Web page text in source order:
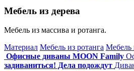
Мебель из дерева
Мебель из массива и ротанга.
Материал Мебель из ротанга Мебель
Офисные диваны MOON Family
задиваниться! Дела подождут